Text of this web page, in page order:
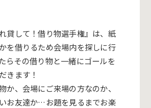
貸して！借り物選手権』は、紙
を借りるため会場内を探しに行
らその借り物と一緒にゴールを
きます！
か、会場にご来場の方なのか、
お友達か…お題を見るまでお楽